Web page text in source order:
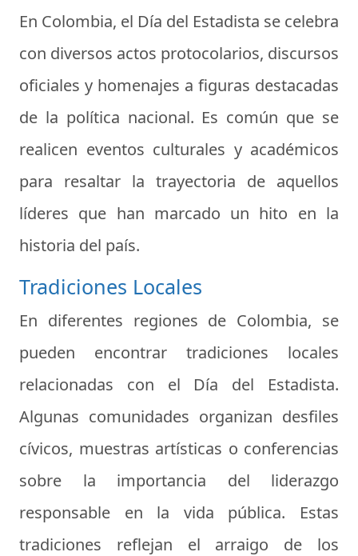
En Colombia, el Día del Estadista se celebra
con diversos actos protocolarios, discursos
oficiales y homenajes a figuras destacadas
de la política nacional. Es común que se
realicen eventos culturales y académicos
para resaltar la trayectoria de aquellos
líderes que han marcado un hito en la
historia del país.
Tradiciones Locales
En diferentes regiones de Colombia, se
pueden encontrar tradiciones locales
relacionadas con el Día del Estadista.
Algunas comunidades organizan desfiles
cívicos, muestras artísticas o conferencias
sobre la importancia del liderazgo
responsable en la vida pública. Estas
tradiciones reflejan el arraigo de los